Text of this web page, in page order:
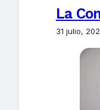
La
31 julio,